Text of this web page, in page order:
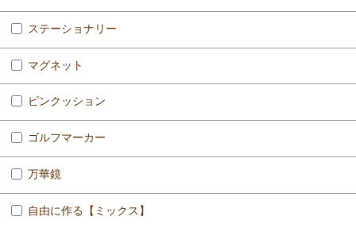
ステーショナリー
マグネット
ピンクッション
ゴルフマーカー
万華鏡
自由に作る【ミックス】